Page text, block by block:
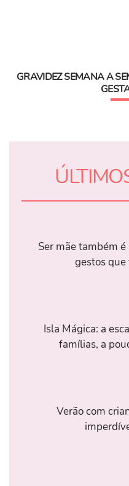
GRAVIDEZ SEMANA A
Ser mãe também
gestos
Isla Mágica: a
famílias, a
Verão com